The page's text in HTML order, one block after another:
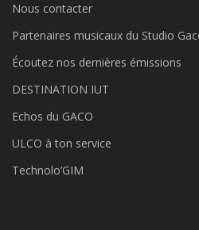
Nous contacter
Partenaires musicaux du Studio
Écoutez nos dernières émissions
DESTINATION IUT
Echos du GACO
ULCO à ton service
Technolo’GIM